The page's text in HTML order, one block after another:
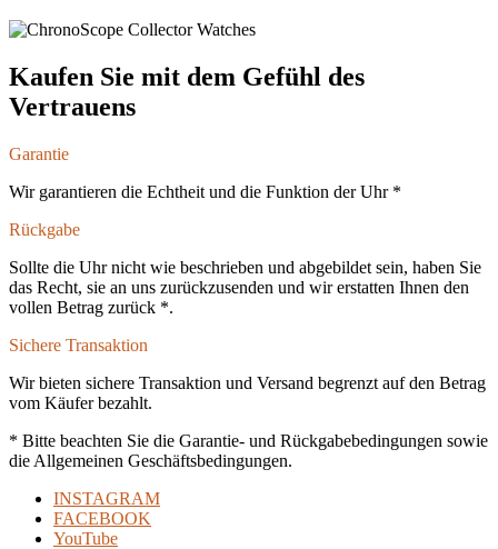
Kaufen Sie mit dem Gefühl des
Vertrauens
Garantie
Wir garantieren die Echtheit und die Funktion der Uhr *
Rückgabe
Sollte die Uhr nicht wie beschrieben und abgebildet sein, haben Sie
das Recht, sie an uns zurückzusenden und wir erstatten Ihnen den
vollen Betrag zurück *.
Sichere Transaktion
Wir bieten sichere Transaktion und Versand begrenzt auf den Betrag
vom Käufer bezahlt.
* Bitte beachten Sie die Garantie- und Rückgabebedingungen sowie
die Allgemeinen Geschäftsbedingungen.
INSTAGRAM
FACEBOOK
YouTube